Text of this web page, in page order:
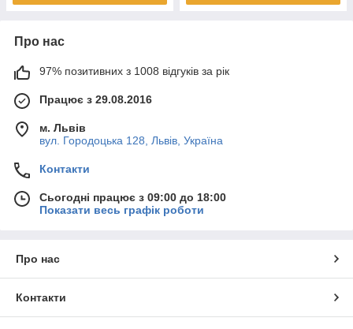
Про нас
97% позитивних з 1008 відгуків за рік
Працює з 29.08.2016
м. Львів
вул. Городоцька 128, Львів, Україна
Контакти
Сьогодні працює з 09:00 до 18:00
Показати весь графік роботи
Про нас
Контакти